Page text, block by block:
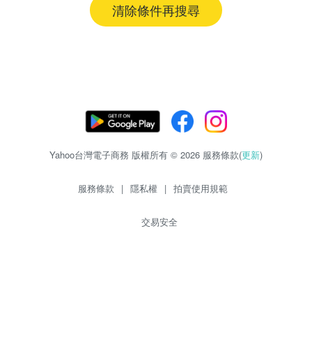
清除條件再搜尋
Yahoo台灣電子商務 版權所有 © 2026 服務條款(更新)
服務條款 | 隱私權 | 拍賣使用規範
交易安全